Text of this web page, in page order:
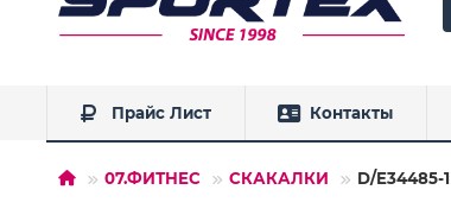
Прайс Лист Контакты
07.ФИТНЕС СКАКАЛКИ D/E34485-